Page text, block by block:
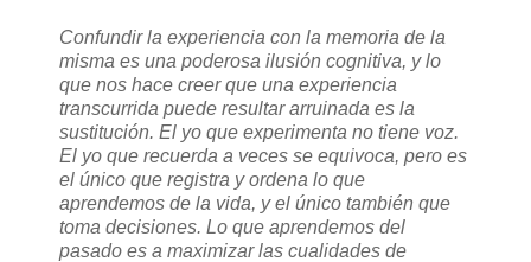
Confundir la experiencia con la memoria de la
misma es una poderosa ilusión cognitiva, y lo
que nos hace creer que una experiencia
transcurrida puede resultar arruinada es la
sustitución. El yo que experimenta no tiene voz.
El yo que recuerda a veces se equivoca, pero es
el único que registra y ordena lo que
aprendemos de la vida, y el único también que
toma decisiones. Lo que aprendemos del
pasado es a maximizar las cualidades de